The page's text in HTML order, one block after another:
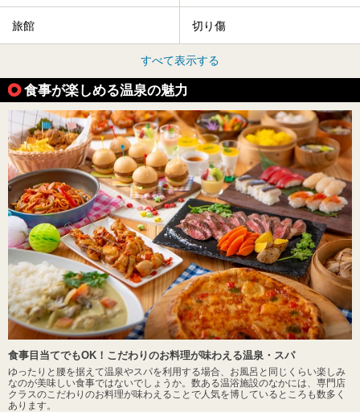
旅館 切り傷
すべて表示する
食事が楽しめる温泉の魅力
食事目当てでもOK！こだわりのお料理が味わえる温泉・スパ
ゆったりと腰を据えて温泉やスパを利用する場合、お風呂と同じくらい楽しみ
なのが美味しい食事ではないでしょうか。数ある温浴施設のなかには、専門店
クラスのこだわりのお料理が味わえることで人気を博しているところも数多く
あります。